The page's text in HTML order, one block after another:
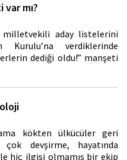
mı?
milletvekili aday listelerini
Kurulu’na verdiklerinde
dediği oldu!” manşeti
ama kökten ülkücüler geri
çok devşirme, hayatında
hiç ilgisi olmamış bir ekip